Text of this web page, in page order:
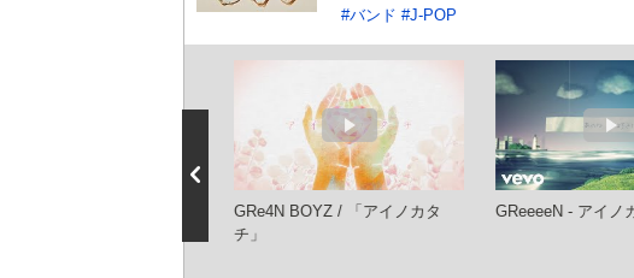
#バンド #J-POP
GRe4N BOYZ / 「アイノカタ
チ」
GReeeeN - アイノ